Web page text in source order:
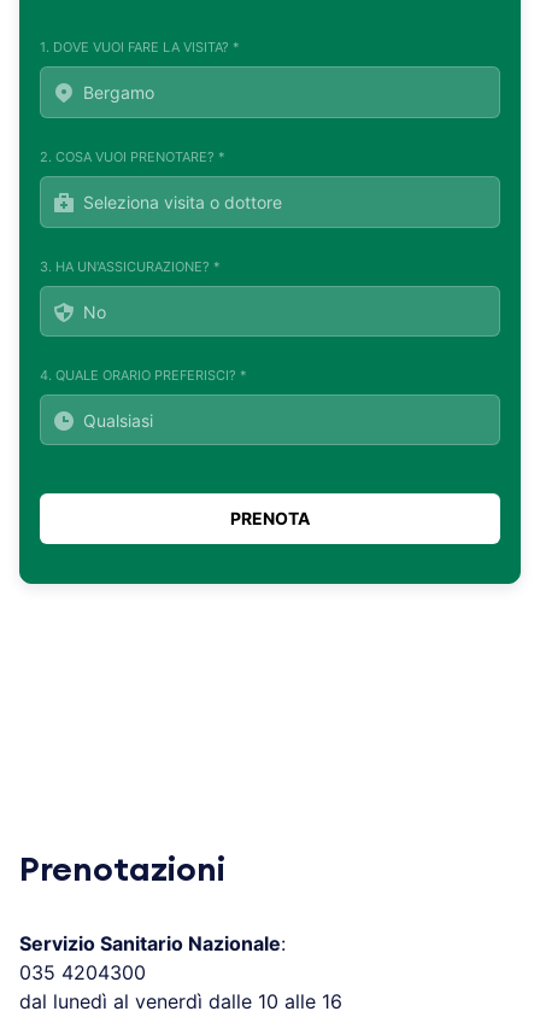
1. DOVE VUOI FARE LA VISITA? *
2. COSA VUOI PRENOTARE? *
3. HA UN'ASSICURAZIONE? *
4. QUALE ORARIO PREFERISCI? *
Prenotazioni
Servizio Sanitario Nazionale:
035 4204300
dal lunedì al venerdì dalle 10 alle 16